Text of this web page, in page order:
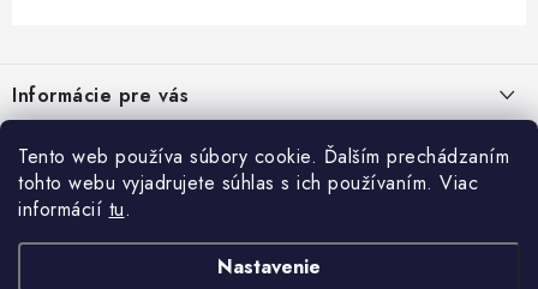
Tento web používa súbory cookie. Ďalším prechádzaním
tohto webu vyjadrujete súhlas s ich používaním. Viac
informácií tu.
Nastavenie
p
ä
Informácie pre vás
Obchodné podmienky
Kategórie
Sprchové dvere
Sprchové kúty a vaničky
Blog
Kedy rekonštruovať kúpeľňu a prečo je výmena sprchového kúta